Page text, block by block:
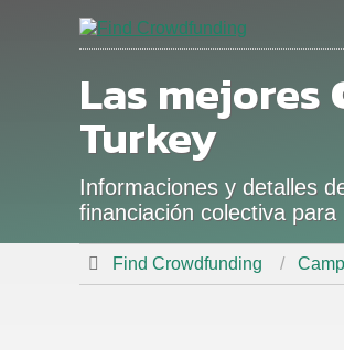
Las mejores
Turkey
Informaciones y detalles
financiación colectiva para
Find Crowdfunding